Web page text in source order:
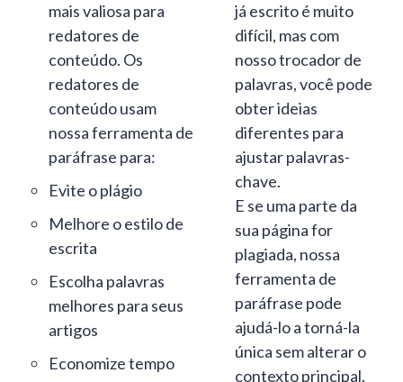
mais valiosa para
redatores de
conteúdo. Os
redatores de
conteúdo usam
nossa ferramenta de
paráfrase para:
Evite o plágio
Melhore o estilo de
escrita
Escolha palavras
melhores para seus
artigos
Economize tempo
já escrito é muito
difícil, mas com
nosso trocador de
palavras, você pode
obter ideias
diferentes para
ajustar palavras-
chave.
E se uma parte da
sua página for
plagiada, nossa
ferramenta de
paráfrase pode
ajudá-lo a torná-la
única sem alterar o
contexto principal.